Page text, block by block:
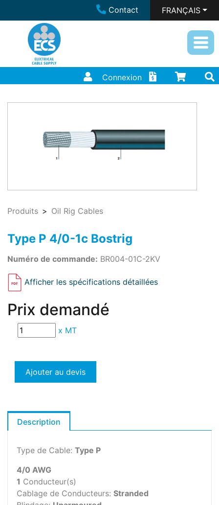
Contact FRANÇAIS
Connexion
Produits Oil Rig Cables
Type P 4/0-1c Bostrig
Numéro de commande: BR004-01C-2KV
Afficher les spécifications détaillées
Prix demandé
x MT
Ajouter au devis
Description
Type de Cable: Type P
4/0 AWG
1 Conducteur(s)
Cablage de Conducteurs: Stranded